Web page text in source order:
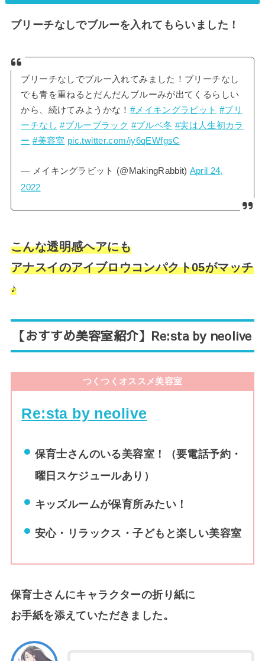
ブリーチなしでブルーを入れてもらいました！
ブリーチなしでブルー入れてみました！ブリーチなし
でも青を重ねるとだんだんブルーみが出てくるらしい
から、続けてみようかな！ #メイキングラビット #ブリ
ーチなし #ブルーブラック #ブルベ冬 #実は人生初カラ
ー #美容室 pic.twitter.com/iy6qEWfgsC
— メイキングラビット (@MakingRabbit) April 24,
2022
こんな透明感ヘアにも
アナスイのアイブロウコンパクト05がマッチ
♪
【おすすめ美容室紹介】Re:sta by neolive
つくつくオススメ美容室
Re:sta by neolive
保育士さんのいる美容室！（要電話予約・
曜日スケジュールあり）
キッズルームが保育所みたい！
安心・リラックス・子どもと楽しい美容室
保育士さんにキャラクターの折り紙に
お手紙を添えていただきました。